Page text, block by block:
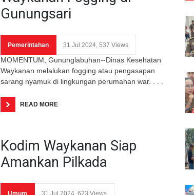
Gunungsari
Pemerintahan 31 Jul 2024, 537 Views
MOMENTUM, Gununglabuhan--Dinas Kesehatan
Waykanan melalukan fogging atau pengasapan
sarang nyamuk di lingkungan perumahan war. . . .
READ MORE
Kodim Waykanan Siap
Amankan Pilkada
Umum 31 Jul 2024, 623 Views